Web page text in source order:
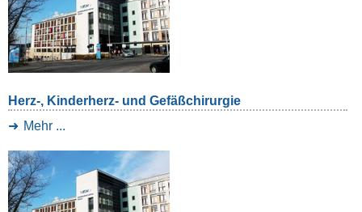
Herz-, Kinderherz- und Gefäßchirurgie
Mehr ...